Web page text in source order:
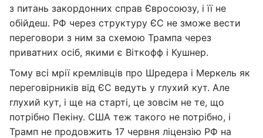
з питань закордонних справ Євросоюзу, і її не
обійдеш. РФ через структуру ЄС не зможе вести
переговори з ним за схемою Трампа через
приватних осіб, якими є Віткофф і Кушнер.
Тому всі мрії кремлівців про Шредера і Меркель як
переговірників від ЄС ведуть у глухий кут. Але
глухий кут, і ще на старті, це зовсім не те, що
потрібно Пекіну. США теж такого не потрібно, і
Трамп не продовжить 17 червня ліцензію РФ на